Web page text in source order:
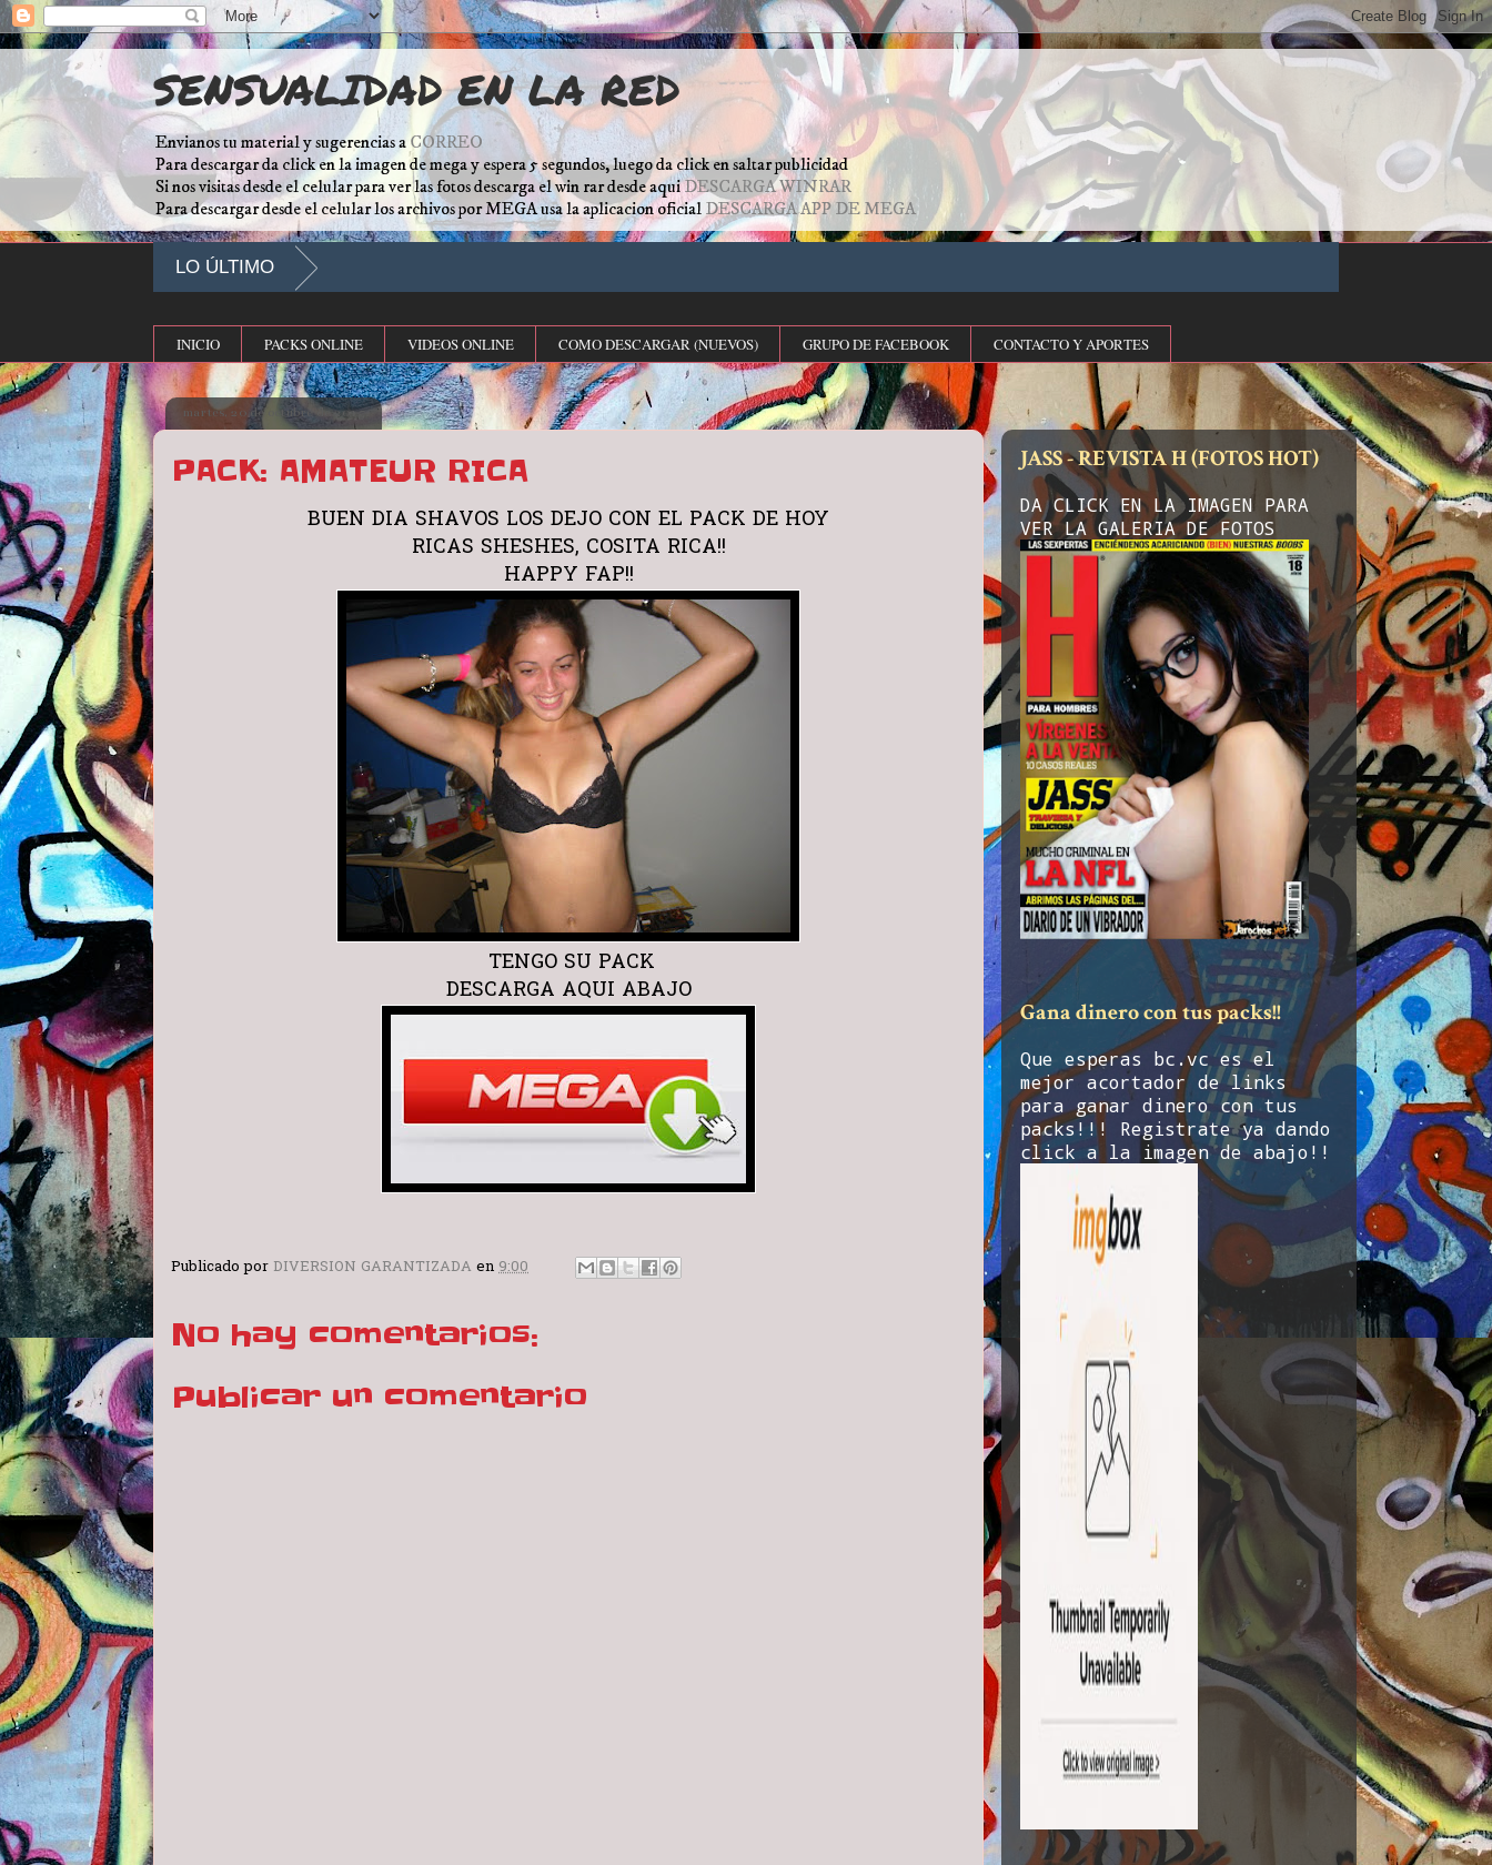
SENSUALIDAD EN LA RED
Envianos tu material y sugerencias a CORREO
Para descargar da click en la imagen de mega y espera 5 segundos, luego da click en saltar publicidad
Si nos visitas desde el celular para ver las fotos descarga el win rar desde aquiDESCARGA WINRAR
Para descargar desde el celular los archivos por MEGA usa la aplicacion oficial DESCARGA APP DE MEGA
LO ÚLTIMO
INICIO PACKS ONLINE VIDEOS ONLINE COMO DESCARGAR (NUEVOS) GRUPO DE FACEBOOK CONTACTO Y APORTES
martes, 20 de octubre de 2015
PACK: AMATEUR RICA
BUEN DIA SHAVOS LOS DEJO CON EL PACK DE HOY
RICAS SHESHES, COSITA RICA!!
HAPPY FAP!!
TENGO SU PACK
DESCARGA AQUI ABAJO
Publicado por DIVERSION GARANTIZADA en 9:00
No hay comentarios:
Publicar un comentario
JASS - REVISTA H (FOTOS HOT)
DA CLICK EN LA IMAGEN PARA
VER LA GALERIA DE FOTOS
Gana dinero con tus packs!!
Que esperas bc.vc es el
mejor acortador de links
para ganar dinero con tus
packs!!! Registrate ya dando
click a la imagen de abajo!!